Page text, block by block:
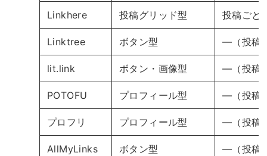
Linkhere 投稿グリッド型 投稿ごと
Linktree ボタン型 —（投稿
lit.link ボタン・画像型 —（投稿
POTOFU プロフィール型 —（投稿
プロフリ プロフィール型 —（投稿
AllMyLinks ボタン型 —（投稿